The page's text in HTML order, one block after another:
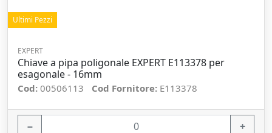
Ultimi Pezzi
EXPERT
Chiave a pipa poligonale EXPERT E113378 per
esagonale - 16mm
Cod: 00506113 Cod Fornitore: E113378
− +